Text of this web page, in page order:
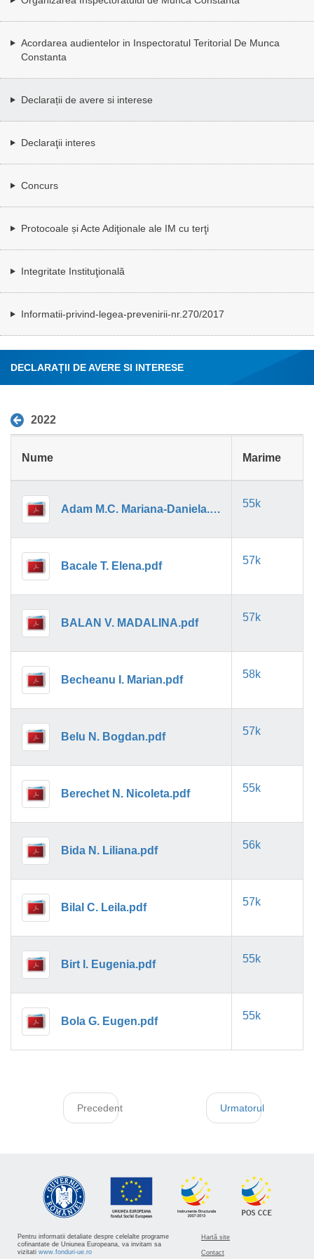
Acordarea audientelor in Inspectoratul Teritorial De Munca
Constanta
Declarații de avere si interese
Declaraţii interes
Concurs
Protocoale și Acte Adiţionale ale IM cu terţi
Integritate Instituţională
Informatii-privind-legea-prevenirii-nr.270/2017
DECLARAȚII DE AVERE SI INTERESE
2022
Nume Marime
Adam M.C. Mariana-Daniela.pdf 55k
Bacale T. Elena.pdf 57k
BALAN V. MADALINA.pdf 57k
Becheanu I. Marian.pdf 58k
Belu N. Bogdan.pdf 57k
Berechet N. Nicoleta.pdf 55k
Bida N. Liliana.pdf 56k
Bilal C. Leila.pdf 57k
Birt I. Eugenia.pdf 55k
Bola G. Eugen.pdf 55k
Precedent Urmatorul
Pentru informatii detaliate despre celelalte programe
cofinantate de Uniunea Europeana, va invitam sa
vizitati www.fonduri-ue.ro
Hartă site
Contact